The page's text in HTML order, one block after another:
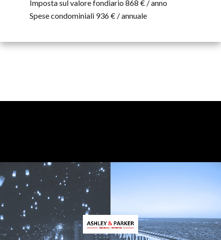
Imposta sul valore fondiario 868 € / anno
Spese condominiali 936 € / annuale